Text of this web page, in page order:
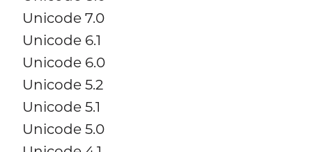
Unicode 7.0
Unicode 6.1
Unicode 6.0
Unicode 5.2
Unicode 5.1
Unicode 5.0